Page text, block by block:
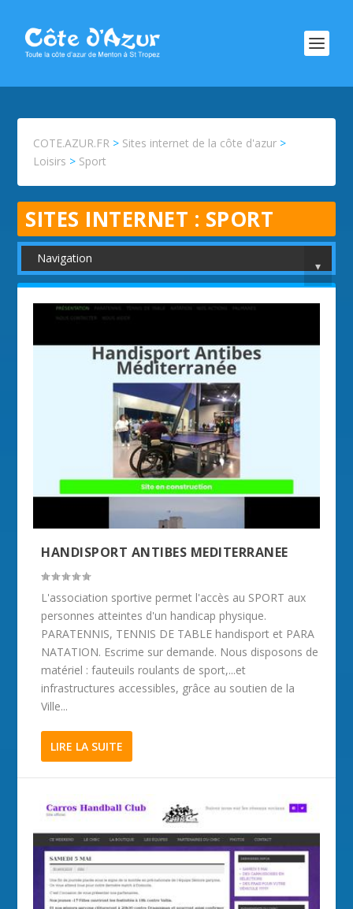
COTE.AZUR.FR > Sites internet de la côte d'azur >
Loisirs > Sport
SITES INTERNET : SPORT
Navigation
▾
HANDISPORT ANTIBES MEDITERRANEE
L'association sportive permet l'accès au SPORT aux
personnes atteintes d'un handicap physique.
PARATENNIS, TENNIS DE TABLE handisport et PARA
NATATION. Escrime sur demande. Nous disposons de
matériel : fauteuils roulants de sport,...et
infrastructures accessibles, grâce au soutien de la
Ville...
LIRE LA SUITE